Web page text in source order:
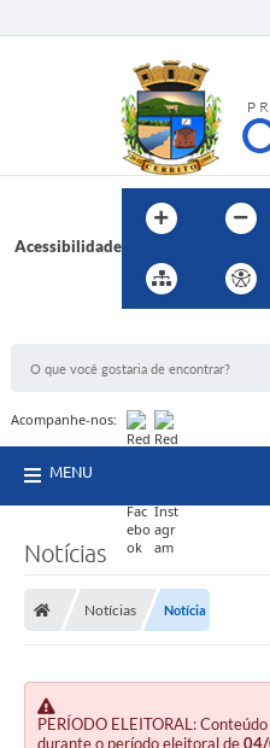
Acessibilidade
Acompanhe-nos:
MENU
Notícias
Notícias Notícia
PERÍODO ELEITORAL:
durante o período eleitoral de